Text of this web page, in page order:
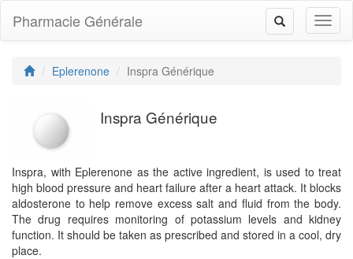
Toggle
navigation
Pharmacie Générale
Eplerenone Inspra Générique
Inspra Générique
Inspra, with Eplerenone as the active ingredient, is used to treat
high blood pressure and heart failure after a heart attack. It blocks
aldosterone to help remove excess salt and fluid from the body.
The drug requires monitoring of potassium levels and kidney
function. It should be taken as prescribed and stored in a cool, dry
place.